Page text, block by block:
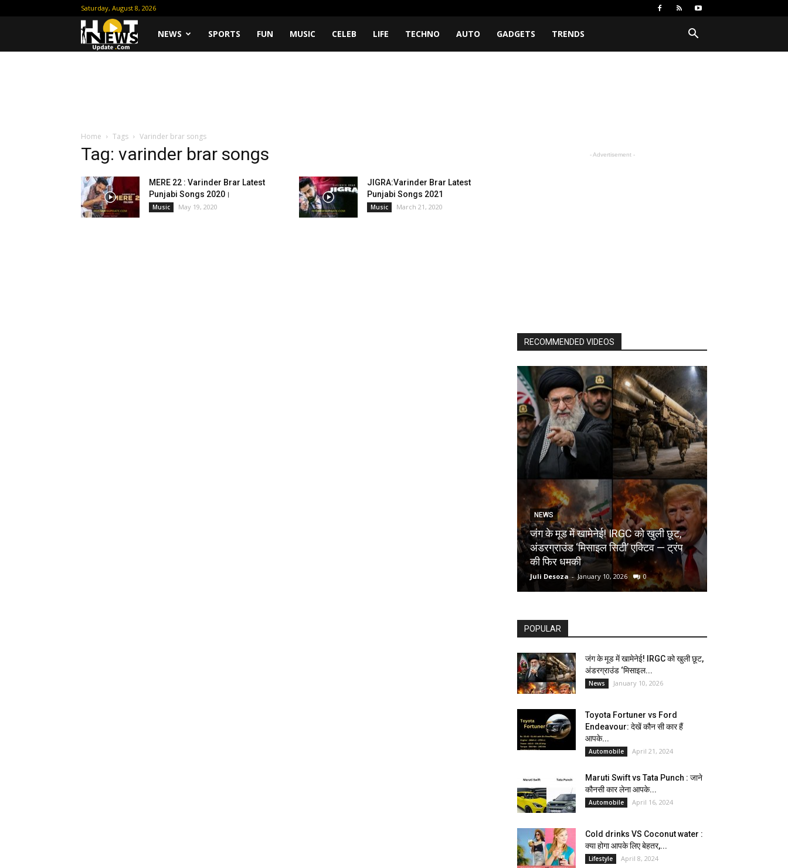
Saturday, August 8, 2026
HotNEWS SPORTS FUN MUSIC CELEB LIFE TECHNO AUTO GADGETS TRENDS
Home Tags Varinder brar songs
Tag: varinder brar songs
MERE 22 : Varinder Brar Latest
Punjabi Songs 2020।
Music May 19, 2020
JIGRA:Varinder Brar Latest
Punjabi Songs 2021
Music March 21, 2020
- Advertisement -
RECOMMENDED VIDEOS
NEWS
जंग के मूड में खामेनेई! IRGC को खुली छूट,
अंडरग्राउंड ‘मिसाइल सिटी’ एक्टिव — ट्रंप
की फिर धमकी
Juli Desoza - January 10, 2026 0
POPULAR
जंग के मूड में खामेनेई! IRGC को खुली छूट,
अंडरग्राउंड ‘मिसाइल...
News January 10, 2026
Toyota Fortuner vs Ford
Endeavour: देखें कौन सी कार हैं
आपके...
Automobile April 21, 2024
Maruti Swift vs Tata Punch : जाने
कौनसी कार लेना आपके...
Automobile April 16, 2024
Cold drinks VS Coconut water :
क्या होगा आपके लिए बेहतर,...
Lifestyle April 8, 2024